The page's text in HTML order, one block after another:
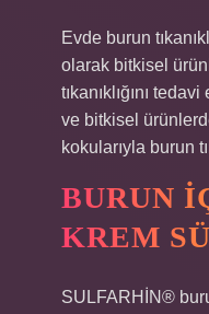
Evde burun
olarak bitkisel
tıkanıklığını
ve bitkisel
kokularıyla burun
BURUN
KREM
SULFARHİN®